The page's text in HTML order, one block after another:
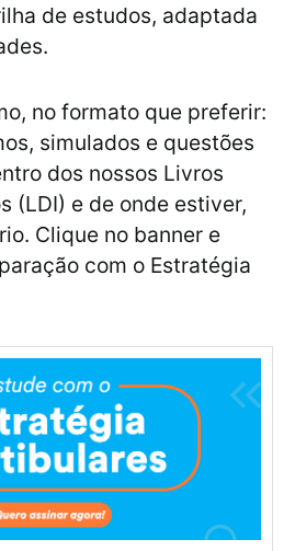
de estudos, adaptada
no formato que preferir:
simulados e questões
dos nossos Livros
(LDI) e de onde estiver,
Clique no banner e
com o Estratégia